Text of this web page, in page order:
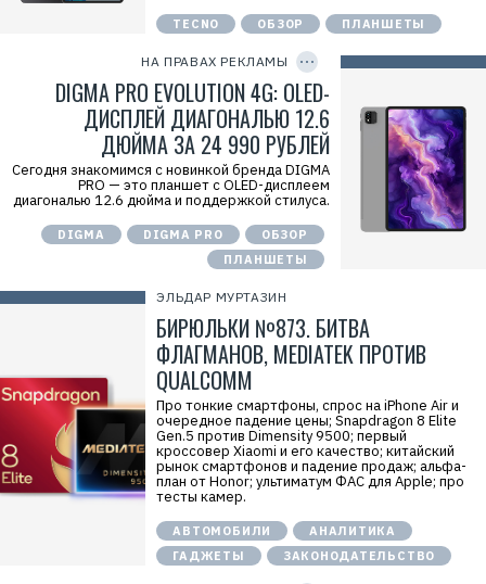
TECNO ОБЗОР ПЛАНШЕТЫ
НА ПРАВАХ РЕКЛАМЫ
м
а
т
е
л
ь
:
О
О
"
М
е
р
л
"
И
Н
7
7
1
9
2
6
9
3
1
C
Y
I
D
DIGMA PRO EVOLUTION 4G: OLED-
ДИСПЛЕЙ ДИАГОНАЛЬЮ 12.6
ДЮЙМА ЗА 24 990 РУБЛЕЙ
Сегодня знакомимся с новинкой бренда DIGMA
PRO — это планшет с OLED-дисплеем
диагональю 12.6 дюйма и поддержкой стилуса.
DIGMA DIGMA PRO
ОБЗОР
ПЛАНШЕТЫ
ЭЛЬДАР МУРТАЗИН
БИРЮЛЬКИ №873. БИТВА
ФЛАГМАНОВ, MEDIATEK ПРОТИВ
QUALCOMM
Про тонкие смартфоны, спрос на iPhone Air и
очередное падение цены; Snapdragon 8 Elite
Gen.5 против Dimensity 9500; первый
кроссовер Xiaomi и его качество; китайский
рынок смартфонов и падение продаж; альфа-
план от Honor; ультиматум ФАС для Apple; про
тесты камер.
АВТОМОБИЛИ
АНАЛИТИКА
ГАДЖЕТЫ
ЗАКОНОДАТЕЛЬСТВО
к
л
а
м
а
.
r
i
d
=
2
V
f
b
R
T
Р
е
к
л
а
м
о
а
т
е
л
C